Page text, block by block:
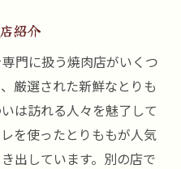
い黒川駅の地酒
食べ歩きプラン
肉イベント紹介
るための豆知識
とりもも鑑賞
紹介
門に扱う焼肉店がいくつ
厳選された新鮮なとりも
は訪れる人々を魅了して
を使ったとりももが人気
出しています。別の店で